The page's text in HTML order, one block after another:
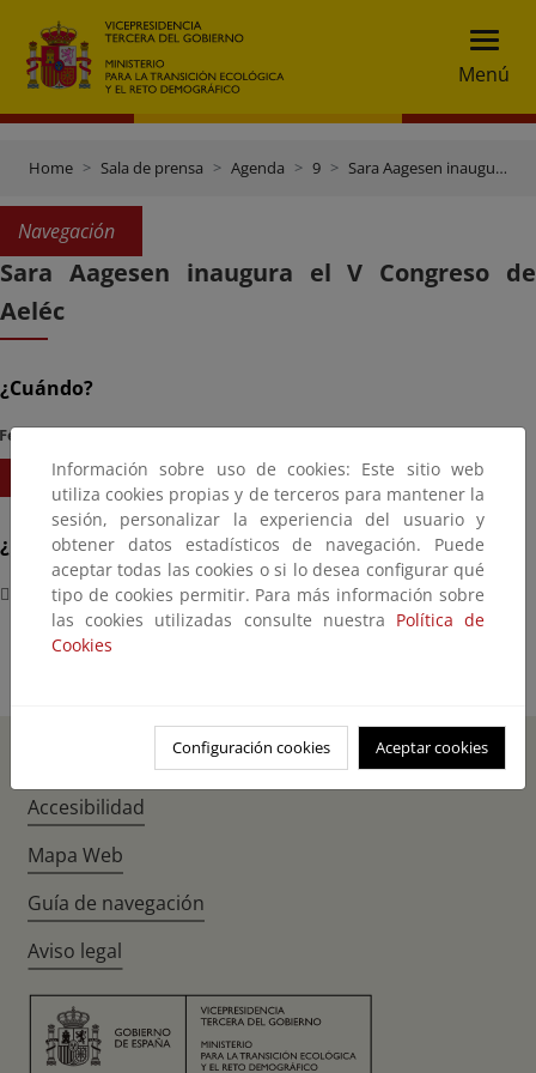
Menú
Home Sala de prensa Agenda 9 Sara Aagesen inaugura el V Congreso de Aeléc
Navegación
Sara Aagesen inaugura el V Congreso de
Aeléc
¿Cuándo?
Fecha Inicio
20/09/2023
Hora
09:00
¿Dónde?
Calle José Ortega y Gasset, 29
Información sobre uso de cookies: Este sitio web
utiliza cookies propias y de terceros para mantener la
sesión, personalizar la experiencia del usuario y
obtener datos estadísticos de navegación. Puede
aceptar todas las cookies o si lo desea configurar qué
tipo de cookies permitir. Para más información sobre
las cookies utilizadas consulte nuestra Política de
Cookies
Configuración cookies Aceptar cookies
Accesibilidad
Mapa Web
Guía de navegación
Aviso legal